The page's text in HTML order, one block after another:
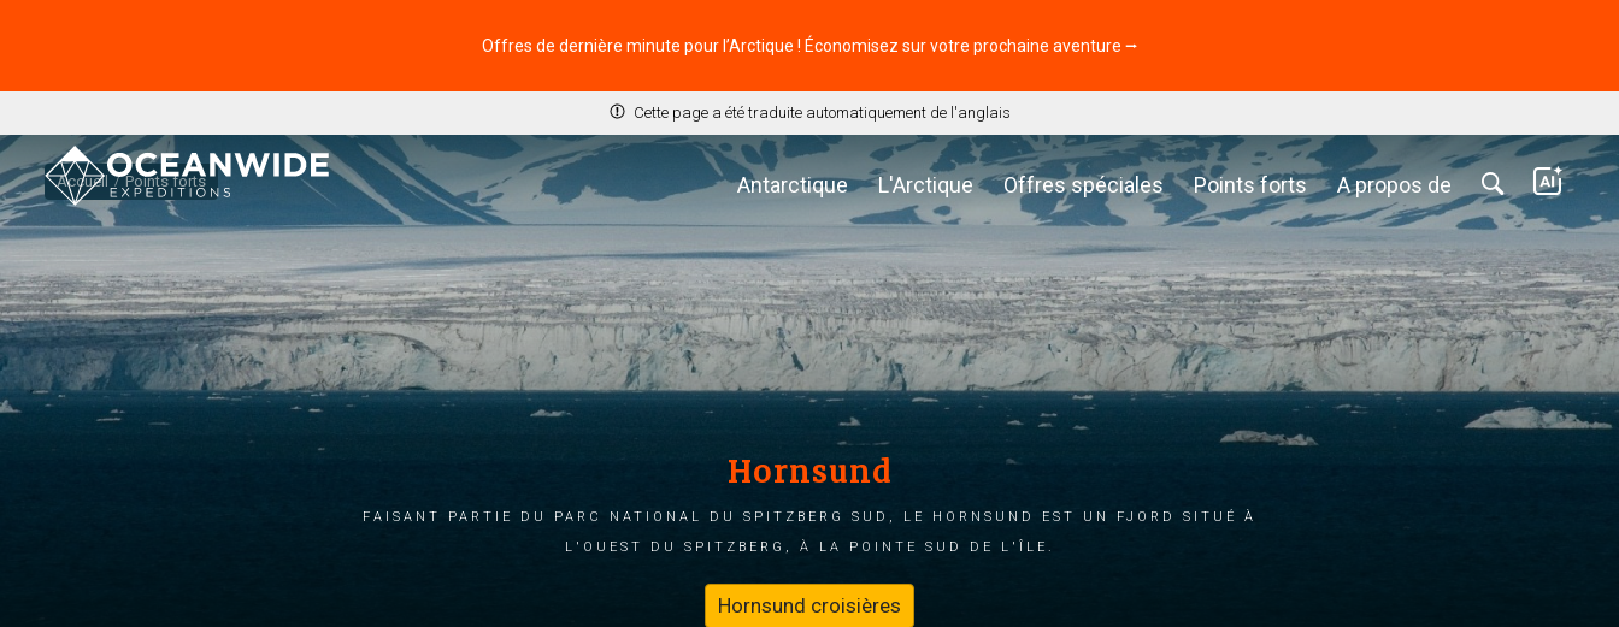
Offres de dernière minute pour l’Arctique ! Économisez sur votre prochaine aventure ⭢
Cette page a été traduite automatiquement de l'anglais
Antarctique L'Arctique Offres spéciales Points forts A propos de
Accueil Points forts
Hornsund
Faisant partie du parc national du Spitzberg Sud, le Hornsund est un fjord situé à
l'ouest du Spitzberg, à la pointe sud de l'île.
Hornsund croisières